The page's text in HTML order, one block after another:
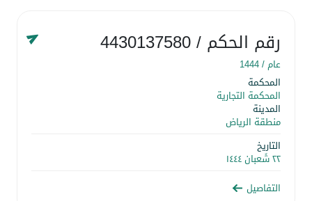
رقم الحكم/ 4430137580
عام /1444
المحكمة
المحكمة التجارية
المدينة
منطقة الرياض
التاريخ
٢٢ شَعبان ١٤٤٤
التفاصيل